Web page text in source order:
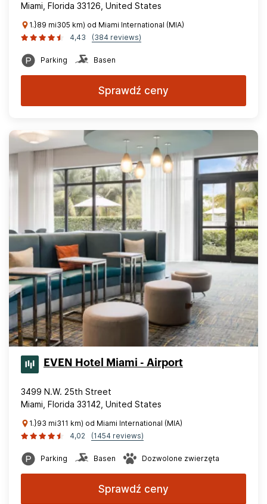
Miami, Florida 33126, United States
1.}89 mi305 km) od Miami International (MIA)
4,43
(384 reviews)
Parking Basen
Sprawdź ceny
EVEN Hotel Miami - Airport
3499 N.W. 25th Street
Miami, Florida 33142, United States
1.}93 mi311 km) od Miami International (MIA)
4,02
(1454 reviews)
Parking Basen Dozwolone zwierzęta
Sprawdź ceny